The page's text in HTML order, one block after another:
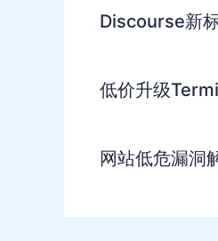
Discourse新
低价升级
网站低危漏洞